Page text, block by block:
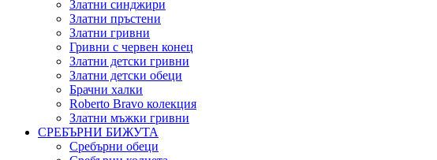
Златни синджири
Златни пръстени
Златни гривни
Гривни с червен конец
Златни детски гривни
Златни детски обеци
Брачни халки
Roberto Bravo колекция
Златни мъжки гривни
СРЕБЪРНИ БИЖУТА
Сребърни обeци